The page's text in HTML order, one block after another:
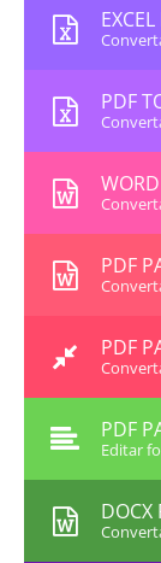
PDF
PDF
PDF
PDF
Editar
DOCX